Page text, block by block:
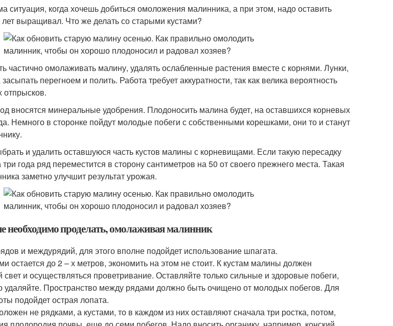
ситуация, когда хочешь добиться омоложения малинника, а при этом, надо оставить
лет выращивал. Что же делать со старыми кустами?
частично омолаживать малину, удалять ослабленные растения вместе с корнями. Лунки,
перегноем и полить. Работа требует аккуратности, так как велика вероятность
вносятся минеральные удобрения. Плодоносить малина будет, на оставшихся корневых
Немного в сторонке пойдут молодые побеги с собственными корешками, они то и станут
и удалить оставшуюся часть кустов малины с корневищами. Если такую пересадку
три года ряд переместится в сторону сантиметров на 50 от своего прежнего места. Такая
заметно улучшит результат урожая.
необходимо проделать, омолаживая малинник
и междурядий, для этого вполне подойдет использование шпагата.
остается до 2 – х метров, экономить на этом не стоит. К кустам малины должен
свет и осуществляться проветривание. Оставляйте только сильные и здоровые побеги,
удаляйте. Пространство между рядами должно быть очищено от молодых побегов. Для
подойдет острая лопата.
не рядками, а кустами, то в каждом из них оставляют сначала три ростка, потом,